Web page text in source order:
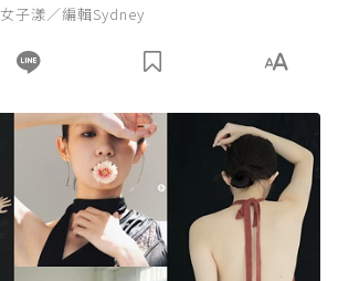
女子漾／編輯Sydney